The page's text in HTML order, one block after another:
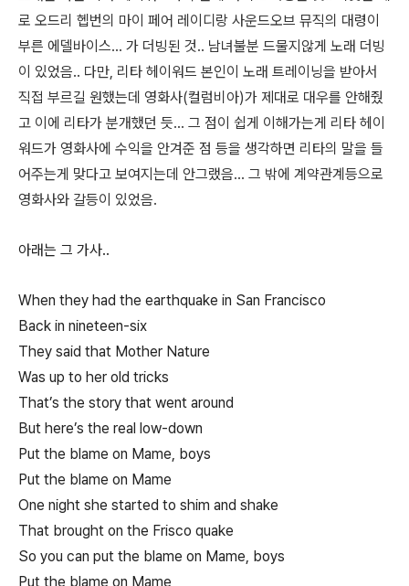
로 오드리 헵번의 마이 페어 레이디랑 사운드오브 뮤직의 대령이
부른 에델바이스... 가 더빙된 것.. 남녀불분 드물지않게 노래 더빙
이 있었음.. 다만, 리타 헤이워드 본인이 노래 트레이닝을 받아서
직접 부르길 원했는데 영화사(컬럼비아)가 제대로 대우를 안해줬
고 이에 리타가 분개했던 듯... 그 점이 쉽게 이해가는게 리타 헤이
워드가 영화사에 수익을 안겨준 점 등을 생각하면 리타의 말을 들
어주는게 맞다고 보여지는데 안그랬음... 그 밖에 계약관계등으로
영화사와 갈등이 있었음.
아래는 그 가사..
When they had the earthquake in San Francisco
Back in nineteen-six
They said that Mother Nature
Was up to her old tricks
That’s the story that went around
But here’s the real low-down
Put the blame on Mame, boys
Put the blame on Mame
One night she started to shim and shake
That brought on the Frisco quake
So you can put the blame on Mame, boys
Put the blame on Mame